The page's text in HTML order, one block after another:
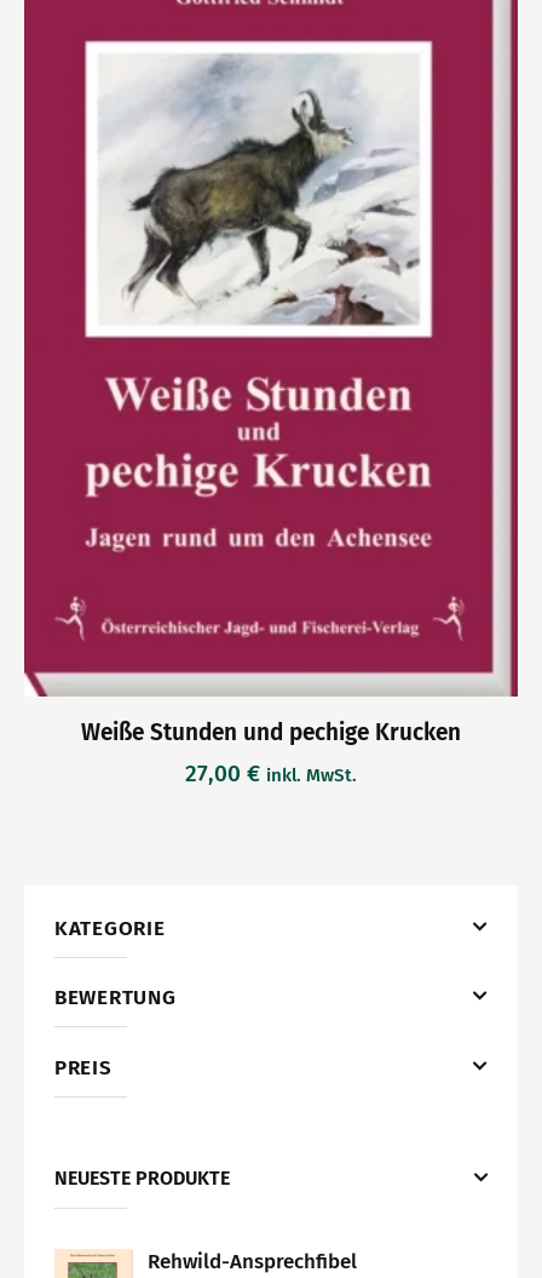
Weiße Stunden und pechige Krucken
27,00 € inkl. MwSt.
KATEGORIE
BEWERTUNG
PREIS
NEUESTE PRODUKTE
Rehwild-Ansprechfibel